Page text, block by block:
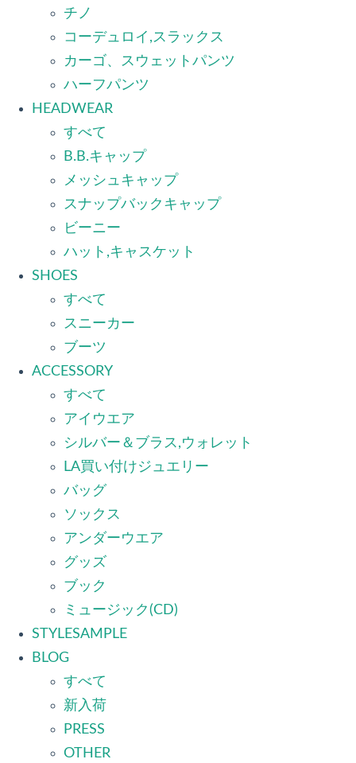
チノ
コーデュロイ,スラックス
カーゴ、スウェットパンツ
ハーフパンツ
HEADWEAR
すべて
B.B.キャップ
メッシュキャップ
スナップバックキャップ
ビーニー
ハット,キャスケット
SHOES
すべて
スニーカー
ブーツ
ACCESSORY
すべて
アイウエア
シルバー＆ブラス,ウォレット
LA買い付けジュエリー
バッグ
ソックス
アンダーウエア
グッズ
ブック
ミュージック(CD)
STYLESAMPLE
BLOG
すべて
新入荷
PRESS
OTHER